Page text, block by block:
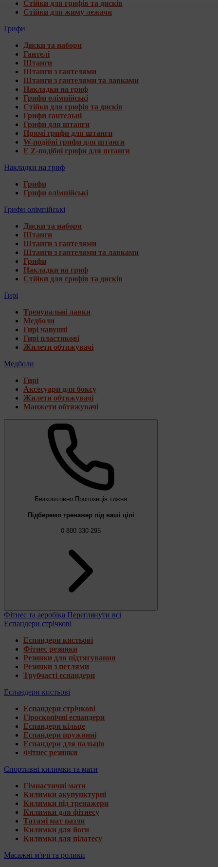
Стійки для грифів та дисків
Стійки для жиму лежачи
Грифи
Диски та набори
Гантелі
Штанги
Штанги з гантелями
Штанги з гантелями та лавками
Накладки на гриф
Грифи олімпійські
Стійки для грифів та дисків
Грифи гантельні
Грифи для штанги
Прямі грифи для штанги
W-подібні грифи для штанги
E Z-подібні грифи для штанги
Накладки на гриф
Грифи
Грифи олімпійські
Грифи олімпійські
Диски та набори
Штанги
Штанги з гантелями
Штанги з гантелями та лавками
Грифи
Накладки на гриф
Стійки для грифів та дисків
Гирі
Тренувальні лавки
Медболи
Гирі чавунні
Гирі пластикові
Жилети обтяжувачі
Медболи
Гирі
Аксесуари для боксу
Жилети обтяжувачі
Манжети обтяжувачі
Безкоштовно Пропозиція тижня
Підберемо тренажер під ваші цілі
0 800 330 295
Фітнес та аеробіка Переглянути всі
Еспандери стрічкові
Еспандери кистьові
Фітнес резинки
Резинки для підтягування
Резинки з петлями
Трубчасті еспандери
Еспандери кистьові
Еспандери стрічкові
Гіроскопічні еспандери
Еспандери кільце
Еспандери пружинні
Еспандери для пальців
Фітнес резинки
Спортивні килимки та мати
Гімнастичні мати
Килимки акупунктурні
Килимки під тренажери
Килимки для фітнесу
Татамі мат пазли
Килимки для йоги
Килимки для пілатесу
Масажні м'ячі та ролики